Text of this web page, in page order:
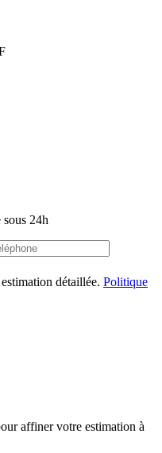
24h
détaillée. Politique
affiner votre estimation à